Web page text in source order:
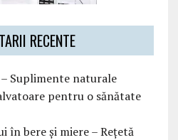
RECENTE
Suplimente naturale
pentru o sănătate
în bere și miere – Rețetă